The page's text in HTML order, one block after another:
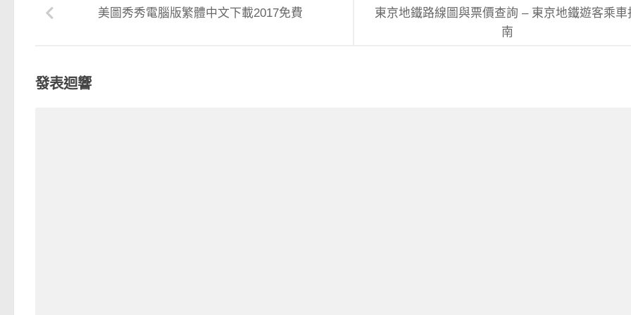
東京地鐵路線圖與票價查詢 – 東京地鐵遊客乘車
南
美圖秀秀電腦版繁體中文下載2017免費
發表迴響